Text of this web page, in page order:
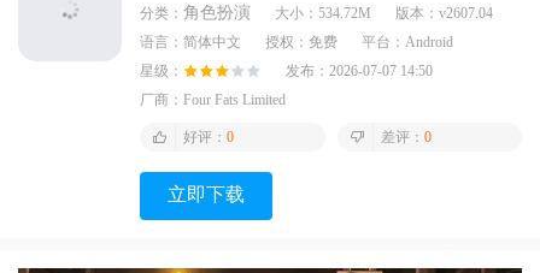
分类： 角色扮演 大小： 534.72M 版本： v2607.04
语言： 简体中文 授权： 免费 平台： Android
星级：
发布： 2026-07-07 14:50
厂商： Four Fats Limited
好评： 0 差评： 0
立即下载